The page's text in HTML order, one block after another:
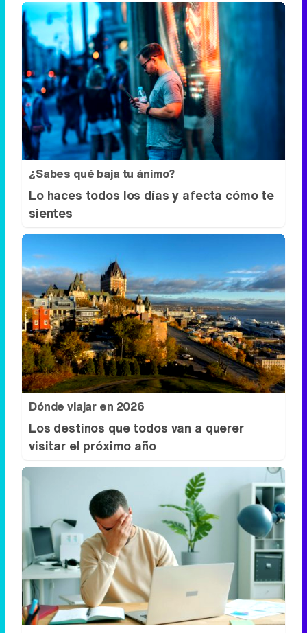
¿Sabes qué baja tu ánimo?
Lo haces todos los días y afecta cómo te
sientes
Dónde viajar en 2026
Los destinos que todos van a querer
visitar el próximo año
¿Te pasa esto?
6 señales claras de que necesitas
descansar más